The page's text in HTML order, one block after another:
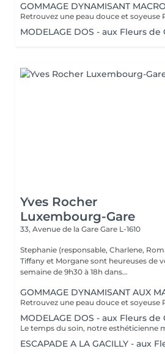
GOMMAGE DYNAMISANT
MODELAGE DOS - aux Fleurs
Yves Rocher
Luxembourg-Gare
33, Avenue de la Gare Gare L-1610
Stephanie (responsable, Charlene,
Tiffany et Morgane sont heureuses de
semaine de 9h30 à 18h dans...
GOMMAGE DYNAMISANT AUX
MODELAGE DOS - aux Fleurs
ESCAPADE A LA GACILLY - aux